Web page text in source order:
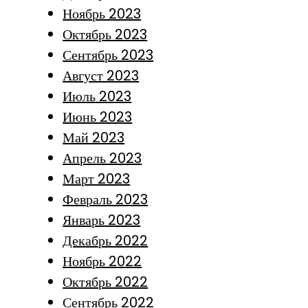
Ноябрь 2023
Октябрь 2023
Сентябрь 2023
Август 2023
Июль 2023
Июнь 2023
Май 2023
Апрель 2023
Март 2023
Февраль 2023
Январь 2023
Декабрь 2022
Ноябрь 2022
Октябрь 2022
Сентябрь 2022